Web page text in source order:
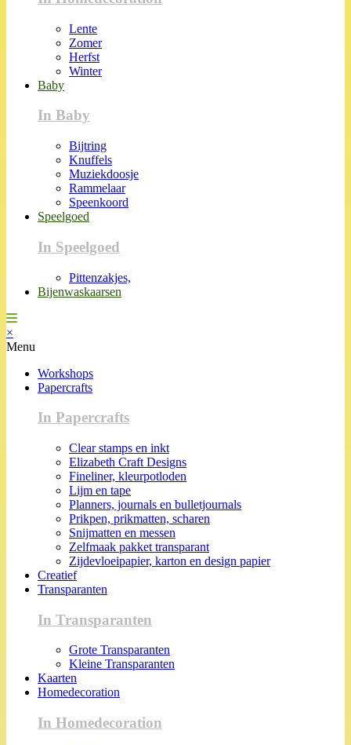
Lente
Zomer
Herfst
Winter
Baby
In Baby
Bijtring
Knuffels
Muziekdoosje
Rammelaar
Speenkoord
Speelgoed
In Speelgoed
Pittenzakjes,
Bijenwaskaarsen
×
Menu
Workshops
Papercrafts
In Papercrafts
Clear stamps en inkt
Elizabeth Craft Designs
Fineliner, kleurpotloden
Lijm en tape
Planners, journals en bulletjournals
Prikpen, prikmatten, scharen
Snijmatten en messen
Zelfmaak pakket transparant
Zijdevloeipapier, karton en design papier
Creatief
Transparanten
In Transparanten
Grote Transparanten
Kleine Transparanten
Kaarten
Homedecoration
In Homedecoration